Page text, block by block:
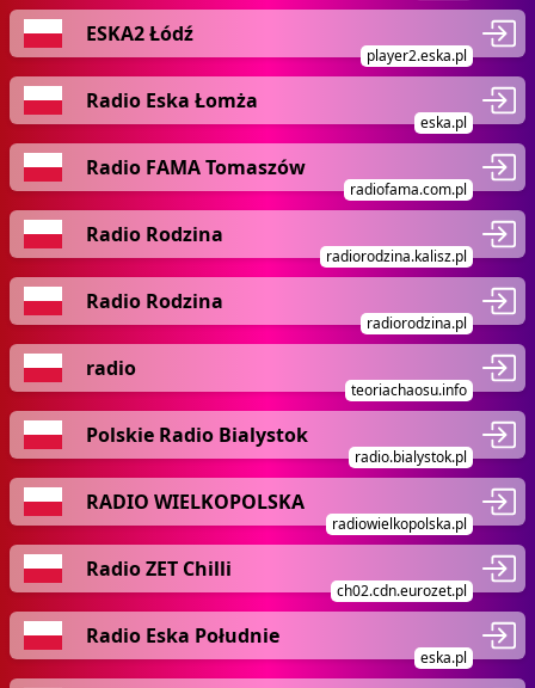
ESKA2 Łódź
player2.eska.pl
Radio Eska Łomża
eska.pl
Radio FAMA Tomaszów
radiofama.com.pl
Radio Rodzina
radiorodzina.kalisz.pl
Radio Rodzina
radiorodzina.pl
radio
teoriachaosu.info
Polskie Radio Bialystok
radio.bialystok.pl
RADIO WIELKOPOLSKA
radiowielkopolska.pl
Radio ZET Chilli
ch02.cdn.eurozet.pl
Radio Eska Południe
eska.pl